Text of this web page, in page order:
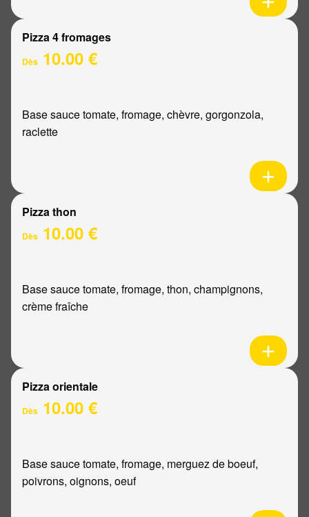
Pizza 4 fromages
Dès 10.00 €
Base sauce tomate, fromage, chèvre, gorgonzola,
raclette
Pizza thon
Dès 10.00 €
Base sauce tomate, fromage, thon, champignons,
crème fraîche
Pizza orientale
Dès 10.00 €
Base sauce tomate, fromage, merguez de boeuf,
poivrons, oignons, oeuf